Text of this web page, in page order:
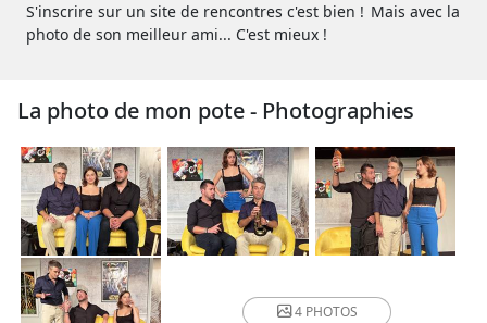
S'inscrire sur un site de rencontres c'est bien ! Mais avec la
photo de son meilleur ami... C'est mieux !
La photo de mon pote - Photographies
4 PHOTOS